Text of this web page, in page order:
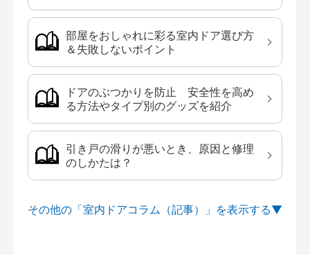
部屋をおしゃれに彩る室内ドア選び方
＆失敗しないポイント
ドアのぶつかりを防止 安全性を高め
る方法やタイプ別のグッズを紹介
引き戸の滑りが悪いとき、原因と修理
のしかたは？
その他の「室内ドアコラム（記事）」を